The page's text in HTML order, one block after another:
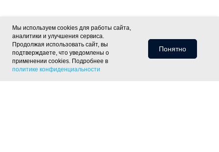
Мы используем cookies для работы сайта,
аналитики и улучшения сервиса.
Продолжая использовать сайт, вы
подтверждаете, что уведомлены о
применении cookies. Подробнее в
политике конфиденциальности
Понятно